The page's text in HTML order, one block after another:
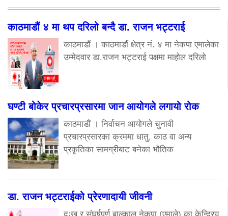
काठमाडौं ४ मा थप दरिलो बन्दै डा. राजन भट्टराई
काठमाडौं । काठमाडौं क्षेत्र नं. ४ मा नेकपा एमालेका
उम्मेदवार डा.राजन भट्टराई पक्षमा माहोल दरिलो
घण्टी बोकेर प्रचारप्रसारमा जान आयोगले लगायो रोक
काठमाडौं । निर्वाचन आयोगले चुनावी
प्रचारप्रसारका क्रममा धातु, काठ वा अन्य
प्रकृतिका सामग्रीबाट बनेका भौतिक
डा. राजन भट्टराईको प्रेरणादायी जीवनी